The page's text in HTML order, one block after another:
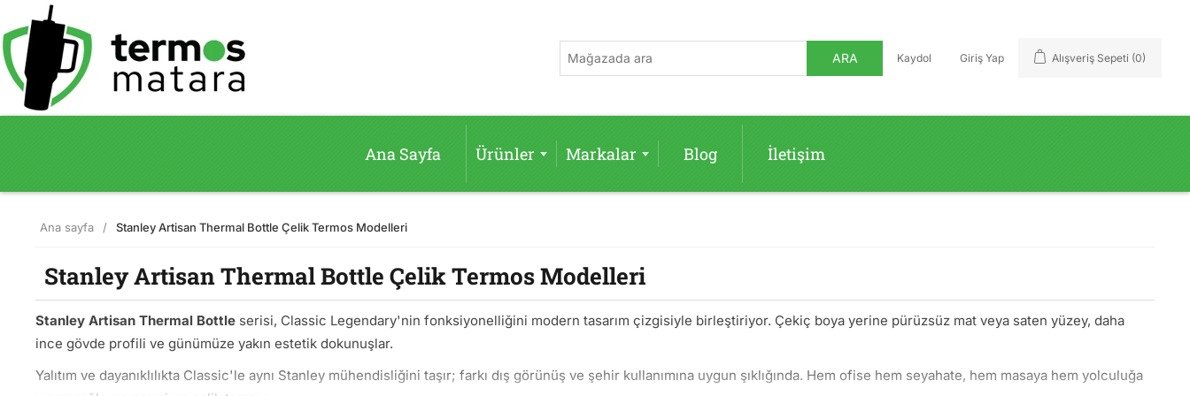
ARA Kaydol Giriş Yap Alışveriş Sepeti (0)
Ana Sayfa Ürünler Markalar Blog İletişim
Ana sayfa / Stanley Artisan Thermal Bottle Çelik Termos Modelleri
Stanley Artisan Thermal Bottle Çelik Termos Modelleri
Stanley Artisan Thermal Bottle serisi, Classic Legendary'nin fonksiyonelliğini modern tasarım çizgisiyle birleştiriyor. Çekiç boya yerine pürüzsüz mat veya saten yüzey, daha
ince gövde profili ve günümüze yakın estetik dokunuşlar.
Yalıtım ve dayanıklılıkta Classic'le aynı Stanley mühendisliğini taşır; farkı dış görünüş ve şehir kullanımına uygun şıklığında. Hem ofise hem seyahate, hem masaya hem yolculuğa